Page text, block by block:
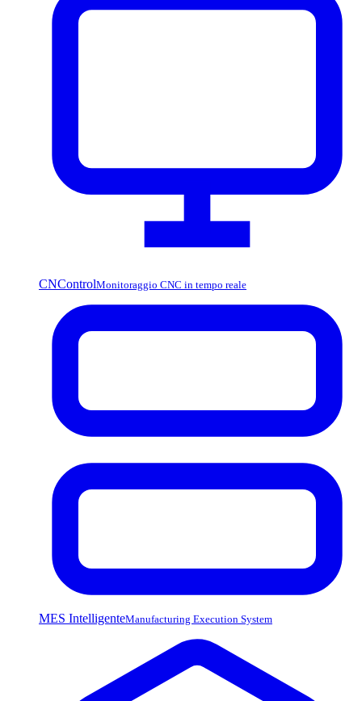
CNControlMonitoraggio CNC in tempo reale
MES IntelligenteManufacturing Execution System